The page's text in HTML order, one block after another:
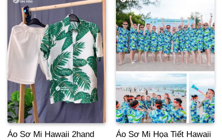
Áo Sơ Mi Họa Tiết Hawaii
Áo Sơ Mi Hawaii 2hand